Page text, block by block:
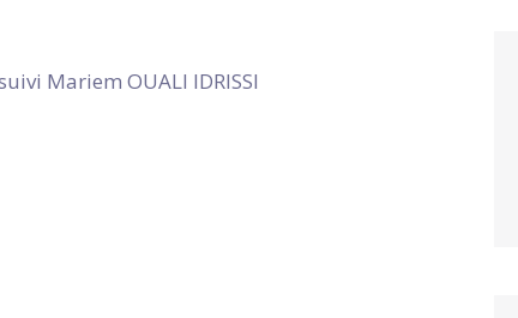
Mariem OUALI IDRISSI